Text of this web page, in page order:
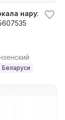
наружного
Беларуси